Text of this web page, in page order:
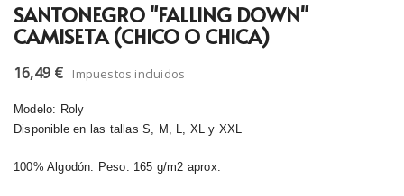
SANTONEGRO "FALLING DOWN"
CAMISETA (CHICO O CHICA)
16,49 € Impuestos incluidos
Modelo: Roly
Disponible en las tallas S, M, L, XL y XXL
100% Algodón. Peso: 165 g/m2 aprox.